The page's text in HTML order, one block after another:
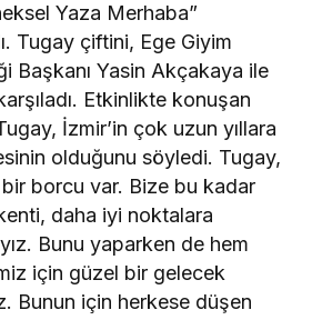
Yaza Merhaba”
Tugay çiftini, Ege Giyim
Başkanı Yasin Akçakaya ile
Etkinlikte konuşan
İzmir’in çok uzun yıllara
olduğunu söyledi. Tugay,
bir borcu var. Bize bu kadar
daha iyi noktalara
Bunu yaparken de hem
için güzel bir gelecek
Bunun için herkese düşen